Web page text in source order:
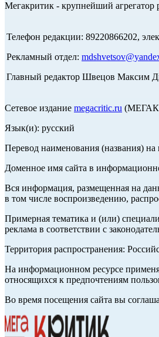
Мегакритик - крупнейший агрегатор
Телефон редакции: 89220866202,
Рекламный отдел:
Главный редактор Швецов Максим
Сетевое издание megacritic.ru
Язык(и): русский
Перевод наименования (названия)
Доменное имя сайта в
Вся информация, размещенная на
в том числе воспроизведению,
Примерная тематика и (или)
реклама в соответствии с
Территория распространения:
На информационном ресурсе
относящихся к предпочтениям
Во время посещения сайта вы